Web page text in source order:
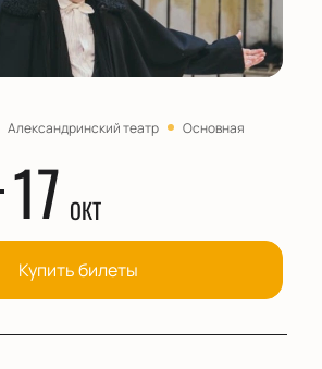
Александринский театр
Основная
17 ОКТ
Купить билеты